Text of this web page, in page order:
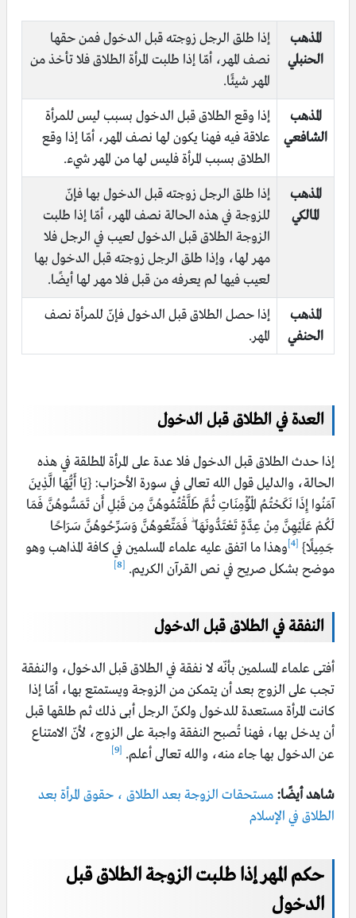
المذهب
الحنبلي
إذا طلق الرجل زوجته قبل الدخول فمن حقها
نصف المهر، أمّا إذا طلبت المرأة الطلاق فلا تأخذ من
المهر شيئًا.
المذهب
الشافعي
إذا وقع الطلاق قبل الدخول بسبب ليس للمرأة
علاقة فيه فهنا يكون لها نصف المهر، أمّا إذا وقع
الطلاق بسبب المرأة فليس لها من المهر شيء.
المذهب
المالكي
إذا طلق الرجل زوجته قبل الدخول بها فإنّ
للزوجة في هذه الحالة نصف المهر، أمّا إذا طلبت
الزوجة الطلاق قبل الدخول لعيب في الرجل فلا
مهر لها، وإذا طلق الرجل زوجته قبل الدخول بها
لعيب فيها لم يعرفه من قبل فلا مهر لها أيضًا.
المذهب
الحنفي
إذا حصل الطلاق قبل الدخول فإنّ للمرأة نصف
المهر.
العدة في الطلاق قبل الدخول
إذا حدث الطلاق قبل الدخول فلا عدة على المرأة المطلقة في هذه
الحالة، والدليل قول الله تعالى في سورة الأحزاب: {يَا أَيُّهَا الَّذِينَ
آمَنُوا إِذَا نَكَحْتُمُ الْمُؤْمِنَاتِ ثُمَّ طَلَّقْتُمُوهُنَّ مِن قَبْلِ أَن تَمَسُّوهُنَّ فَمَا
لَكُمْ عَلَيْهِنَّ مِنْ عِدَّةٍ تَعْتَدُّونَهَا ۖ فَمَتِّعُوهُنَّ وَسَرِّحُوهُنَّ سَرَاحًا
جَمِيلًا} [4]
وهذا ما اتفق عليه علماء المسلمين في كافة المذاهب وهو
موضح بشكل صريح في نص القرآن الكريم. [8]
النفقة في الطلاق قبل الدخول
أفتى علماء المسلمين بأنّه لا نفقة في الطلاق قبل الدخول، والنفقة
تجب على الزوج بعد أن يتمكن من الزوجة ويستمتع بها، أمّا إذا
كانت المرأة مستعدة للدخول ولكنّ الرجل أبى ذلك ثم طلقها قبل
أن يدخل بها، فهنا تُصبح النفقة واجبة على الزوج، لأنّ الامتناع
عن الدخول بها جاء منه، والله تعالى أعلم. [9]
شاهد أيضًا: مستحقات الزوجة بعد الطلاق ، حقوق المرأة بعد
الطلاق في الإسلام
حكم المهر إذا طلبت الزوجة الطلاق قبل
الدخول